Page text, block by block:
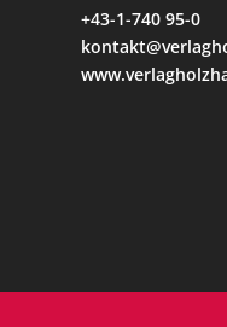
+43-1-740 95-0